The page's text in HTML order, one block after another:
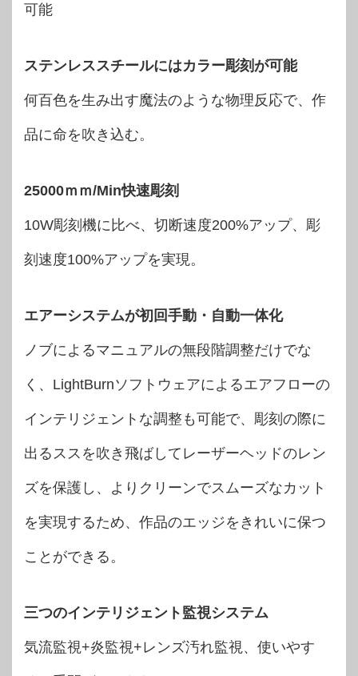
可能
ステンレススチールにはカラー彫刻が可能
何百色を生み出す魔法のような物理反応で、作
品に命を吹き込む。
25000ｍｍ/Min快速彫刻
10W彫刻機に比べ、切断速度200%アップ、彫
刻速度100%アップを実現。
エアーシステムが初回手動・自動一体化
ノブによるマニュアルの無段階調整だけでな
く、LightBurnソフトウェアによるエアフローの
インテリジェントな調整も可能で、彫刻の際に
出るススを吹き飛ばしてレーザーヘッドのレン
ズを保護し、よりクリーンでスムーズなカット
を実現するため、作品のエッジをきれいに保つ
ことができる。
三つのインテリジェント監視システム
気流監視+炎監視+レンズ汚れ監視、使いやす